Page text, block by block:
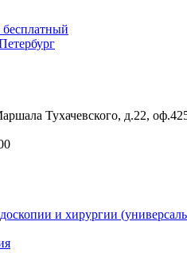
бесплатный
Тухачевского, д.22,
и хирургии